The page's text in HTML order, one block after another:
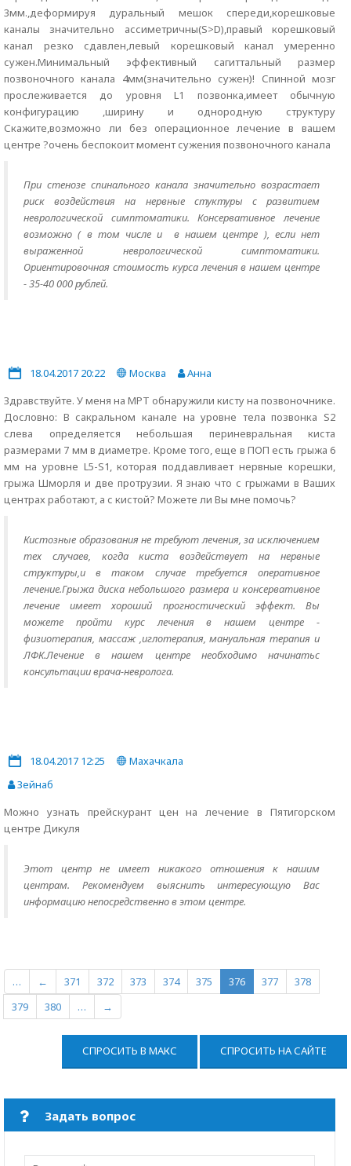
3мм.,деформируя дуральный мешок спереди,корешковые
каналы значительно ассиметричны(S>D),правый корешковый
канал резко сдавлен,левый корешковый канал умеренно
сужен.Минимальный эффективный сагиттальный размер
позвоночного канала 4мм(значительно сужен)! Спинной мозг
прослеживается до уровня L1 позвонка,имеет обычную
конфигурацию ,ширину и однородную структуру
Скажите,возможно ли без операционное лечение в вашем
центре ?очень беспокоит момент сужения позвоночного канала
При стенозе спинального канала значительно возрастает
риск воздействия на нервные стуктуры с развитием
неврологической симптоматики. Консервативное лечение
возможно ( в том числе и в нашем центре ), если нет
выраженной неврологической симптоматики.
Ориентировочная стоимость курса лечения в нашем центре
- 35-40 000 рублей.
18.04.2017 20:22 Москва
Анна
Здравствуйте. У меня на МРТ обнаружили кисту на позвоночнике.
Дословно: В сакральном канале на уровне тела позвонка S2
слева определяется небольшая периневральная киста
размерами 7 мм в диаметре. Кроме того, еще в ПОП есть грыжа 6
мм на уровне L5-S1, которая поддавливает нервные корешки,
грыжа Шморля и две протрузии. Я знаю что с грыжами в Ваших
центрах работают, а с кистой? Можете ли Вы мне помочь?
Кистозные образования не требуют лечения, за исключением
тех случаев, когда киста воздействует на нервные
структуры,и в таком случае требуется оперативное
лечение.Грыжа диска небольшого размера и консервативное
лечение имеет хороший прогностический эффект. Вы
можете пройти курс лечения в нашем центре -
физиотерапия, массаж ,иглотерапия, мануальная терапия и
ЛФК.Лечение в нашем центре необходимо начинатьс
консультации врача-невролога.
18.04.2017 12:25
Махачкала
Зейнаб
Можно узнать прейскурант цен на лечение в Пятигорском
центре Дикуля
Этот центр не имеет никакого отношения к нашим
центрам. Рекомендуем выяснить интересующую Вас
информацию непосредственно в этом центре.
… ← 371 372 373 374 375 376 377
378
379
380 … →
СПРОСИТЬ В МАКС СПРОСИТЬ НА САЙТЕ
Задать вопрос